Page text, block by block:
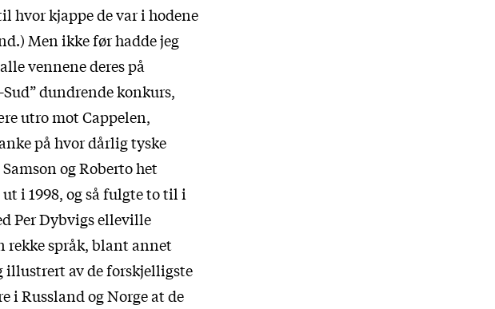
hvor kjappe de var i hodene
Men ikke før hadde jeg
vennene deres på
dundrende konkurs,
utro mot Cappelen,
på hvor dårlig tyske
og Roberto het
ut i 1998, og så fulgte to til i
Per Dybvigs elleville
rekke språk, blant annet
illustrert av de forskjelligste
i Russland og Norge at de